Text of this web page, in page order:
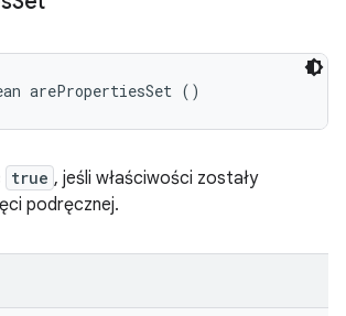
arePropertiesSet ()
true , jeśli właściwości zostały
podręcznej.